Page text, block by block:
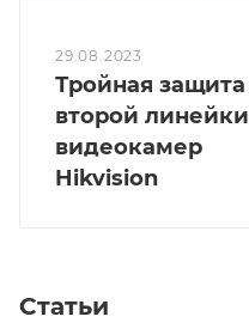
29.08.2023
Тройная защита
второй линейки
видеокамер
Hikvision
Статьи